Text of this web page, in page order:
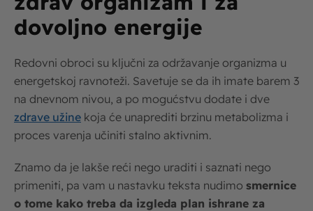
dovoljno energije
Redovni obroci su ključni za održavanje organizma u
energetskoj ravnoteži. Savetuje se da ih imate barem 3
na dnevnom nivou, a po mogućstvu dodate i dve
zdrave užine koja će unaprediti brzinu metabolizma i
proces varenja učiniti stalno aktivnim.
Znamo da je lakše reći nego uraditi i saznati nego
primeniti, pa vam u nastavku teksta nudimo smernice
o tome kako treba da izgleda plan ishrane za